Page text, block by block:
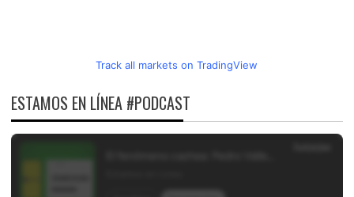
Track all markets on TradingView
ESTAMOS EN LÍNEA #PODCAST